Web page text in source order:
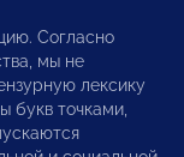
Согласно
мы не
лексику
букв точками,